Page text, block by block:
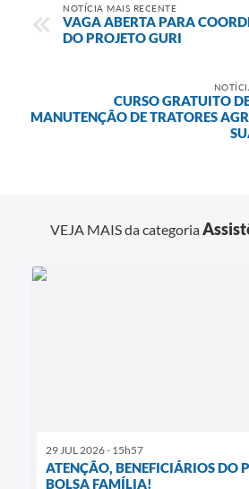
NOTÍCIA MAIS RECENTE
VAGA ABERTA PARA
DO PROJETO GURI
CURSO GRATUITO
MANUTENÇÃO DE TRATORES
VEJA MAIS da categoria
29 JUL 2026 - 15h57
ATENÇÃO, BENEFICIÁRIOS DO
BOLSA FAMÍLIA!